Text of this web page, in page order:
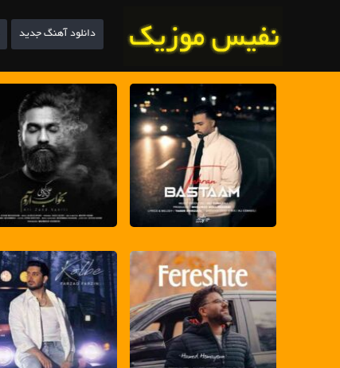
دانلود آهنگ جدید